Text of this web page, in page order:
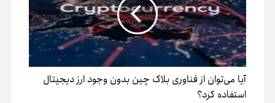
آیا می‌توان از فناوری بلاک چین بدون وجود ارز دیجیتال
استفاده کرد؟